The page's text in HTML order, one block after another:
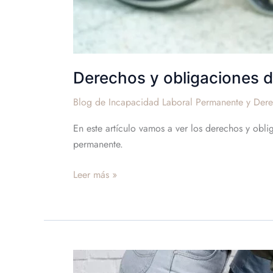
Derechos y obligaciones
Blog de Incapacidad Laboral Permanente y
En este artículo vamos a ver los derechos y
permanente.
Leer más »
Tipos